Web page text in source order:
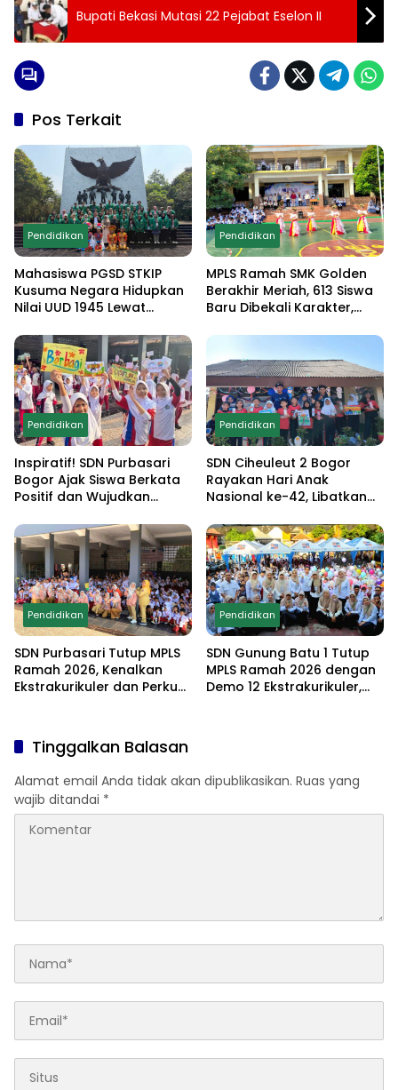
Bupati Bekasi Mutasi 22 Pejabat Eselon II
Pos Terkait
Pendidikan
Mahasiswa PGSD STKIP
Kusuma Negara Hidupkan
Nilai UUD 1945 Lewat
Monumen Pancasila Sakti
Pendidikan
MPLS Ramah SMK Golden
Berakhir Meriah, 613 Siswa
Baru Dibekali Karakter,
hingga Demo
Ekstrakurikuler
Pendidikan
Inspiratif! SDN Purbasari
Bogor Ajak Siswa Berkata
Positif dan Wujudkan
Pendidikan
SDN Ciheuleut 2 Bogor
Rayakan Hari Anak
Nasional ke-42, Libatkan
Lomba Edukatif untuk
Cetak Generasi
Berprestasi
Pendidikan
SDN Purbasari Tutup MPLS
Ramah 2026, Kenalkan
Ekstrakurikuler dan Perkuat
Pendidikan
SDN Gunung Batu 1 Tutup
MPLS Ramah 2026 dengan
Demo 12 Ekstrakurikuler,
Tinggalkan Balasan
Alamat email Anda tidak akan dipublikasikan. Ruas yang
wajib ditandai *